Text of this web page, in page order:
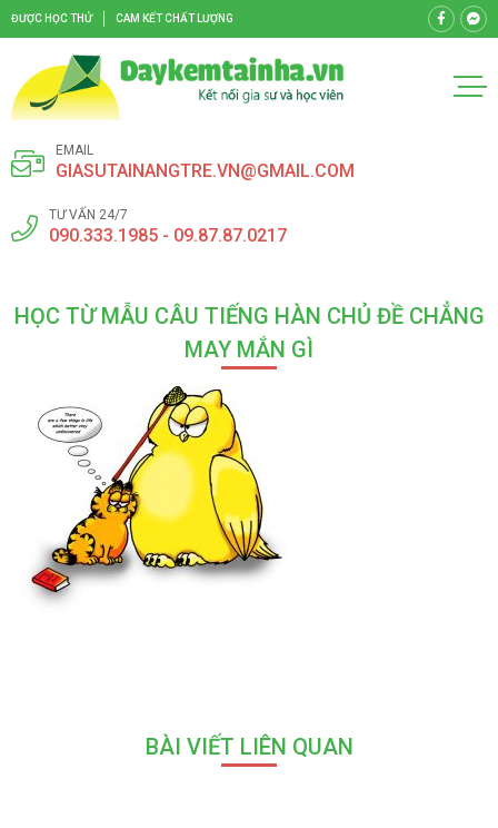
ĐƯỢC HỌC THỬ CAM KẾT CHẤT LƯỢNG
EMAIL
GIASUTAINANGTRE.VN@GMAIL.COM
TƯ VẤN 24/7
090.333.1985 - 09.87.87.0217
HỌC TỪ MẪU CÂU TIẾNG HÀN CHỦ ĐỀ CHẲNG
MAY MẮN GÌ
BÀI VIẾT LIÊN QUAN